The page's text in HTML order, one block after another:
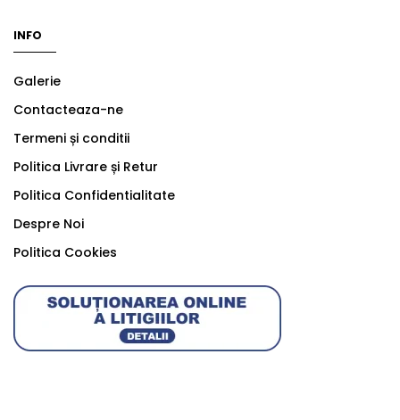
INFO
Galerie
Contacteaza-ne
Termeni și conditii
Politica Livrare și Retur
Politica Confidentialitate
Despre Noi
Politica Cookies